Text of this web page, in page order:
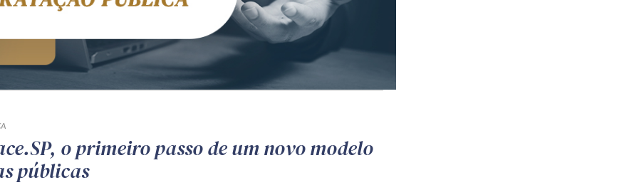
o primeiro passo de um novo modelo
públicas